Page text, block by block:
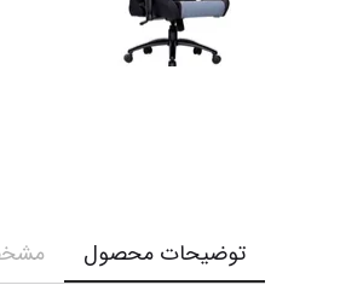
توضیحات محصول